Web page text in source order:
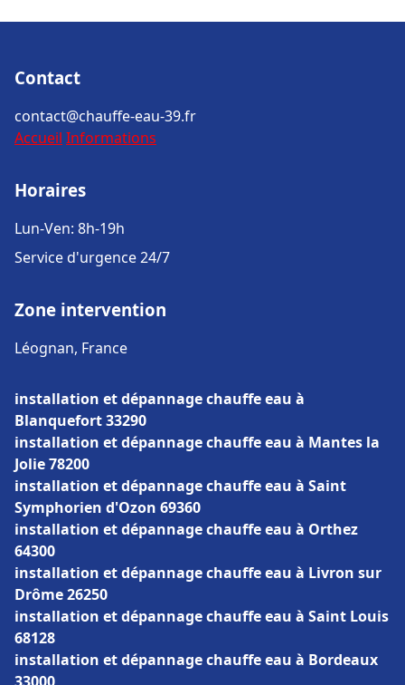
Contact
contact@chauffe-eau-39.fr
Accueil Informations
Horaires
Lun-Ven: 8h-19h
Service d'urgence 24/7
Zone intervention
Léognan, France
installation et dépannage chauffe eau à
Blanquefort 33290
installation et dépannage chauffe eau à Mantes la
Jolie 78200
installation et dépannage chauffe eau à Saint
Symphorien d'Ozon 69360
installation et dépannage chauffe eau à Orthez
64300
installation et dépannage chauffe eau à Livron sur
Drôme 26250
installation et dépannage chauffe eau à Saint Louis
68128
installation et dépannage chauffe eau à Bordeaux